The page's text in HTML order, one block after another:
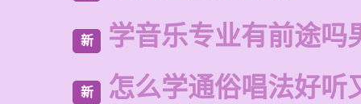
新 学音乐专业有前途吗
新 怎么学通俗唱法好听